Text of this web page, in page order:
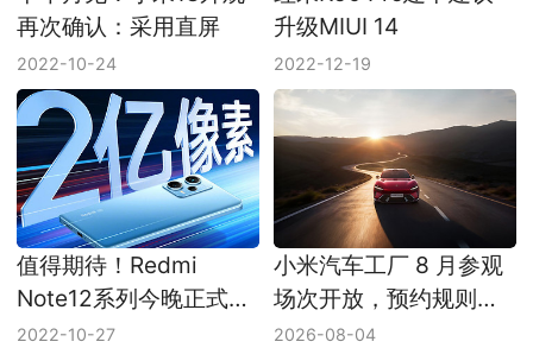
再次确认：采用直屏
2022-10-24
升级MIUI 14
2022-12-19
值得期待！Redmi
Note12系列今晚正式发
布
2022-10-27
小米汽车工厂 8 月参观
场次开放，预约规则同
步更新
2026-08-04